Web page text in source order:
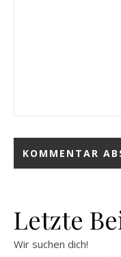
Letzte
Wir suchen dich!